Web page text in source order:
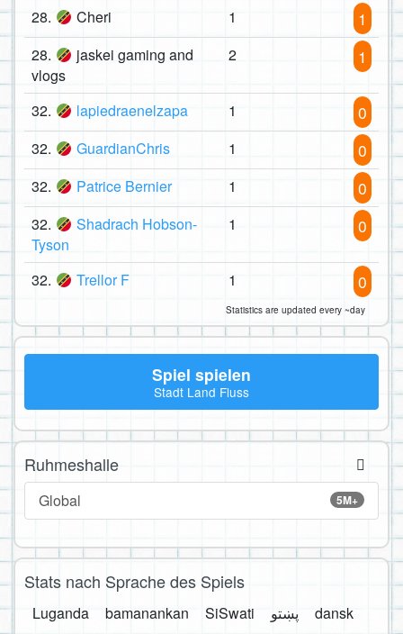
28. Cheri 1 1
28.
jaskei gaming and
vlogs
2 1
32. lapiedraenelzapa 1 0
32. GuardianChris 1 0
32. Patrice Bernier 1 0
32.
Shadrach Hobson-
Tyson
1 0
32. Trellor F 1 0
Statistics are updated every ~day
Spiel spielen
Stadt Land Fluss
Ruhmeshalle
5M+
Global
Stats nach Sprache des Spiels
Luganda bamanankan SiSwati پښتو
dansk